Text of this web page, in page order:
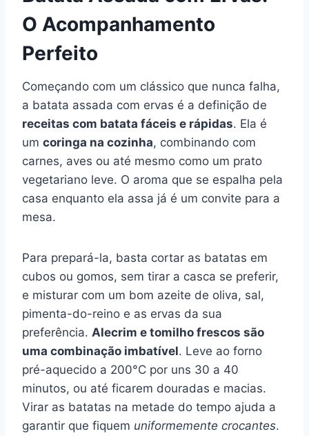
O Acompanhamento
Perfeito
Começando com um clássico que nunca falha,
a batata assada com ervas é a definição de
receitas com batata fáceis e rápidas. Ela é
um coringa na cozinha, combinando com
carnes, aves ou até mesmo como um prato
vegetariano leve. O aroma que se espalha pela
casa enquanto ela assa já é um convite para a
mesa.
Para prepará-la, basta cortar as batatas em
cubos ou gomos, sem tirar a casca se preferir,
e misturar com um bom azeite de oliva, sal,
pimenta-do-reino e as ervas da sua
preferência. Alecrim e tomilho frescos são
uma combinação imbatível. Leve ao forno
pré-aquecido a 200°C por uns 30 a 40
minutos, ou até ficarem douradas e macias.
Virar as batatas na metade do tempo ajuda a
garantir que fiquem uniformemente crocantes.